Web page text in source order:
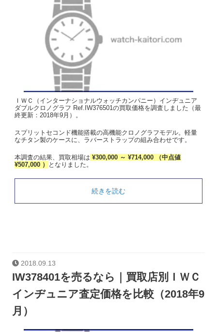
ＩＷＣ（インターナショナルウォッチカンパニー）インヂュニア
ダブルクロノグラフ Ref.IW376501の買取価格を調査しました（最
終更新：2018年9月）。
スプリットセコンド機能搭載の高機能クロノグラフモデル。軽量
なチタン製のケースに、ラバーストラップの組み合わせです。
本調査の結果、買取相場は ¥300,000 ～ ¥714,000 （中点値
¥507,000 ）
となりました。
続きを読む
2018.09.13
IW378401を売るなら｜買取店別ＩＷＣ
インヂュニア査定価格を比較（2018年9
月）